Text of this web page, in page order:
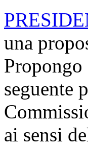
una
Propongo
seguente
ai sensi